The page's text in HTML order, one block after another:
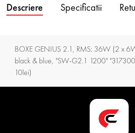
Descriere Specificatii
BOXE GENIUS 2.1, RMS: 36W (2 x
black & blue, "SW-G2.1 1200"
10lei)